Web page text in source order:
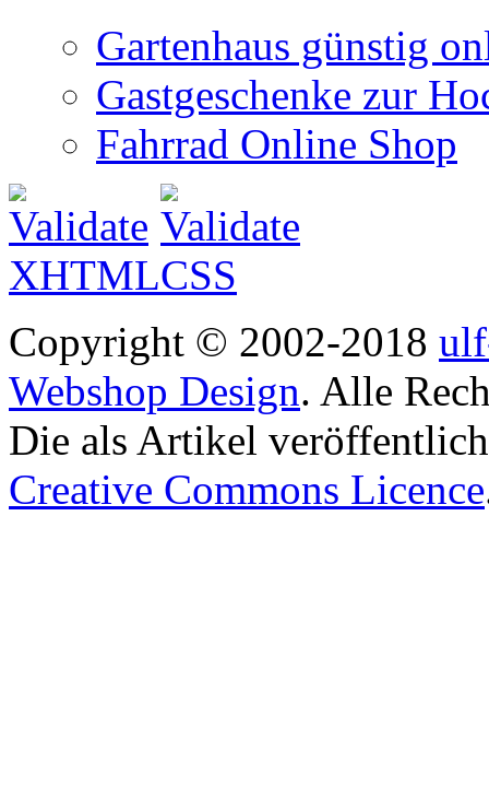
Gartenhaus günstig
Gastgeschenke zur
Fahrrad Online Shop
Copyright © 2002-2018
Webshop Design. Alle
Die als Artikel
Creative Commons Licence